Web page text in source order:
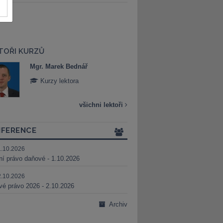
KURZŮ
Mgr. Marek Bednář
Kurzy lektora
všichni lektoři
právo daňové - 1.10.2026
právo 2026 - 2.10.2026
Archiv